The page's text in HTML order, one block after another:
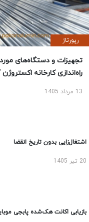
رپورتاژ
تجهیزات و دستگاه‌های
راه‌اندازی کارخانه اکستروژن
13 مرداد 1405
اشتغال‌زایی بدون تاریخ انقضا
20 تیر 1405
بازیابی اکانت هک‌شده پابجی موبایل